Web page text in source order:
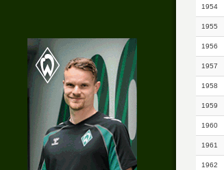
1954
1955
1956
1957
1958
1959
1960
1961
1962